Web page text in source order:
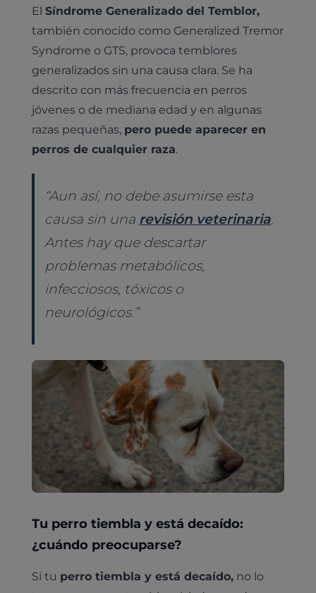
Pruebas diagnósticas
El Síndrome Generalizado del Temblor,
también conocido como Generalized Tremor
Syndrome o GTS, provoca temblores
generalizados sin una causa clara. Se ha
descrito con más frecuencia en perros
jóvenes o de mediana edad y en algunas
razas pequeñas, pero puede aparecer en
perros de cualquier raza.
“Aun así, no debe asumirse esta
causa sin una revisión veterinaria.
Antes hay que descartar
problemas metabólicos,
infecciosos, tóxicos o
neurológicos. ”
Tu perro tiembla y está decaído:
¿cuándo preocuparse?
Si tu perro tiembla y está decaído,no lo